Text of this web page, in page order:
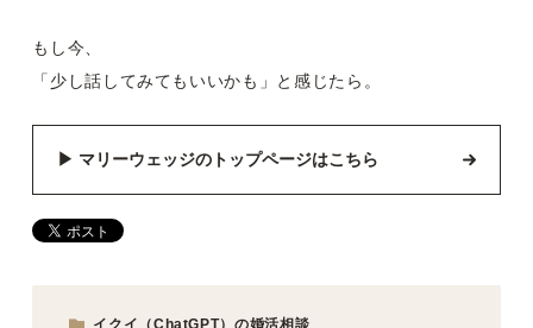
もし今、
「少し話してみてもいいかも」と感じたら。
▶︎ マリーウェッジのトップページはこちら
イクイ（ChatGPT）の婚活相談